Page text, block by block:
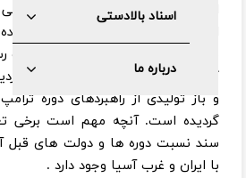
اسناد بالادستی
درباره ما
این کشور با مشورت مقامات
اهداف و راهبردهای جدید ایالات
می دهند. سند جدید که برروی سایت
گرفته وترجمه هایی از آن نیز ارایه
و باز تولیدی از راهبردهای دوره
گردیده است. آنچه مهم است برخی
سند نسبت دوره ها و دولت های قبل
با ایران و غرب آسیا وجود دارد .